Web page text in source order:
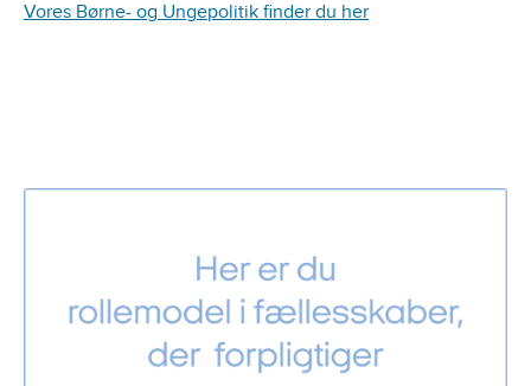
Vores Børne- og Ungepolitik finder du her